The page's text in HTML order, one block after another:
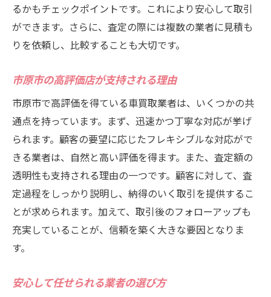
るかもチェックポイントです。これにより安心して取引
ができます。さらに、査定の際には複数の業者に見積も
りを依頼し、比較することも大切です。
市原市の高評価店が支持される理由
市原市で高評価を得ている車買取業者は、いくつかの共
通点を持っています。まず、迅速かつ丁寧な対応が挙げ
られます。顧客の要望に応じたフレキシブルな対応がで
きる業者は、自然と高い評価を得ます。また、査定額の
透明性も支持される理由の一つです。顧客に対して、査
定過程をしっかり説明し、納得のいく取引を提供するこ
とが求められます。加えて、取引後のフォローアップも
充実していることが、信頼を築く大きな要因となりま
す。
安心して任せられる業者の選び方